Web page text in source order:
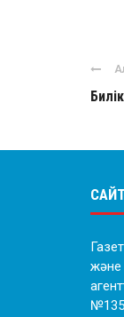
және